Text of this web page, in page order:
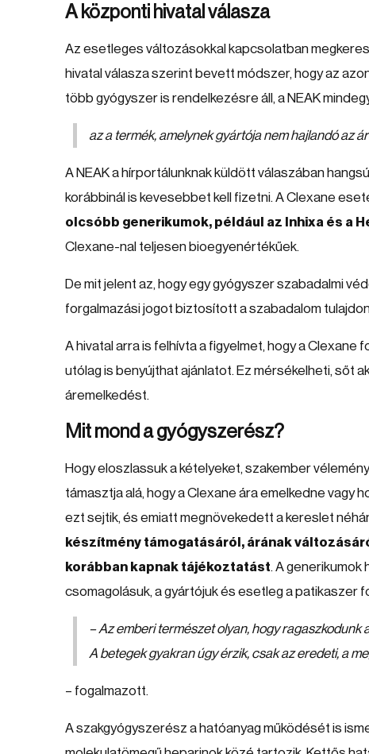
A központi hivatal válasza
Az esetleges változásokkal kapcsolatban
hivatal válasza szerint bevett módszer, hogy az
több gyógyszer is rendelkezésre áll, a NEAK
az a termék, amelynek gyártója nem hajlandó az
A NEAK a hírportálunknak küldött válaszában
korábbinál is kevesebbet kell fizetni. A Clexane
olcsóbb generikumok, például az Inhixa és a
Clexane-nal teljesen bioegyenértékűek.
De mit jelent az, hogy egy gyógyszer szabadalmi
forgalmazási jogot biztosított a szabadalom
A hivatal arra is felhívta a figyelmet, hogy a
utólag is benyújthat ajánlatot. Ez mérsékelheti, sőt
áremelkedést.
Mit mond a gyógyszerész?
Hogy eloszlassuk a kételyeket, szakember
támasztja alá, hogy a Clexane ára emelkedne vagy
ezt sejtik, és emiatt megnövekedett a kereslet
készítmény támogatásáról, árának
korábban kapnak tájékoztatást. A
csomagolásuk, a gyártójuk és esetleg a patikaszer
– Az emberi természet olyan, hogy
A betegek gyakran úgy érzik, csak az eredeti, a
– fogalmazott.
A szakgyógyszerész a hatóanyag működését is